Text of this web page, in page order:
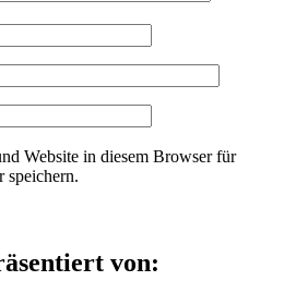
Website in diesem Browser für
speichern.
von: